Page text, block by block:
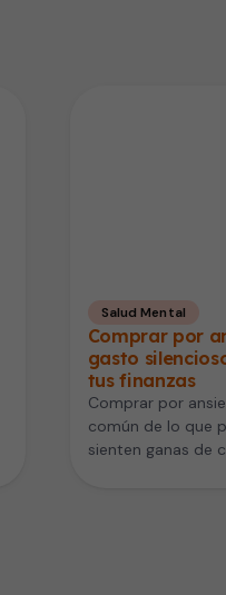
Salud Mental
Comprar por
gasto
tus finanzas
Comprar por
común de lo que
sienten ganas de